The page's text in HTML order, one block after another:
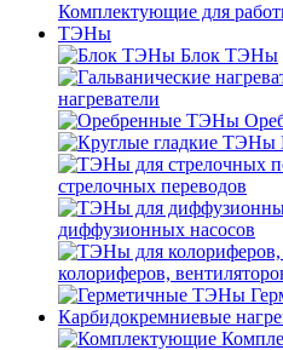
Комплектующие для
ТЭНы
Блок ТЭНы
нагреватели
стрелочных переводов
диффузионных насосов
колориферов,
Карбидокремниевые